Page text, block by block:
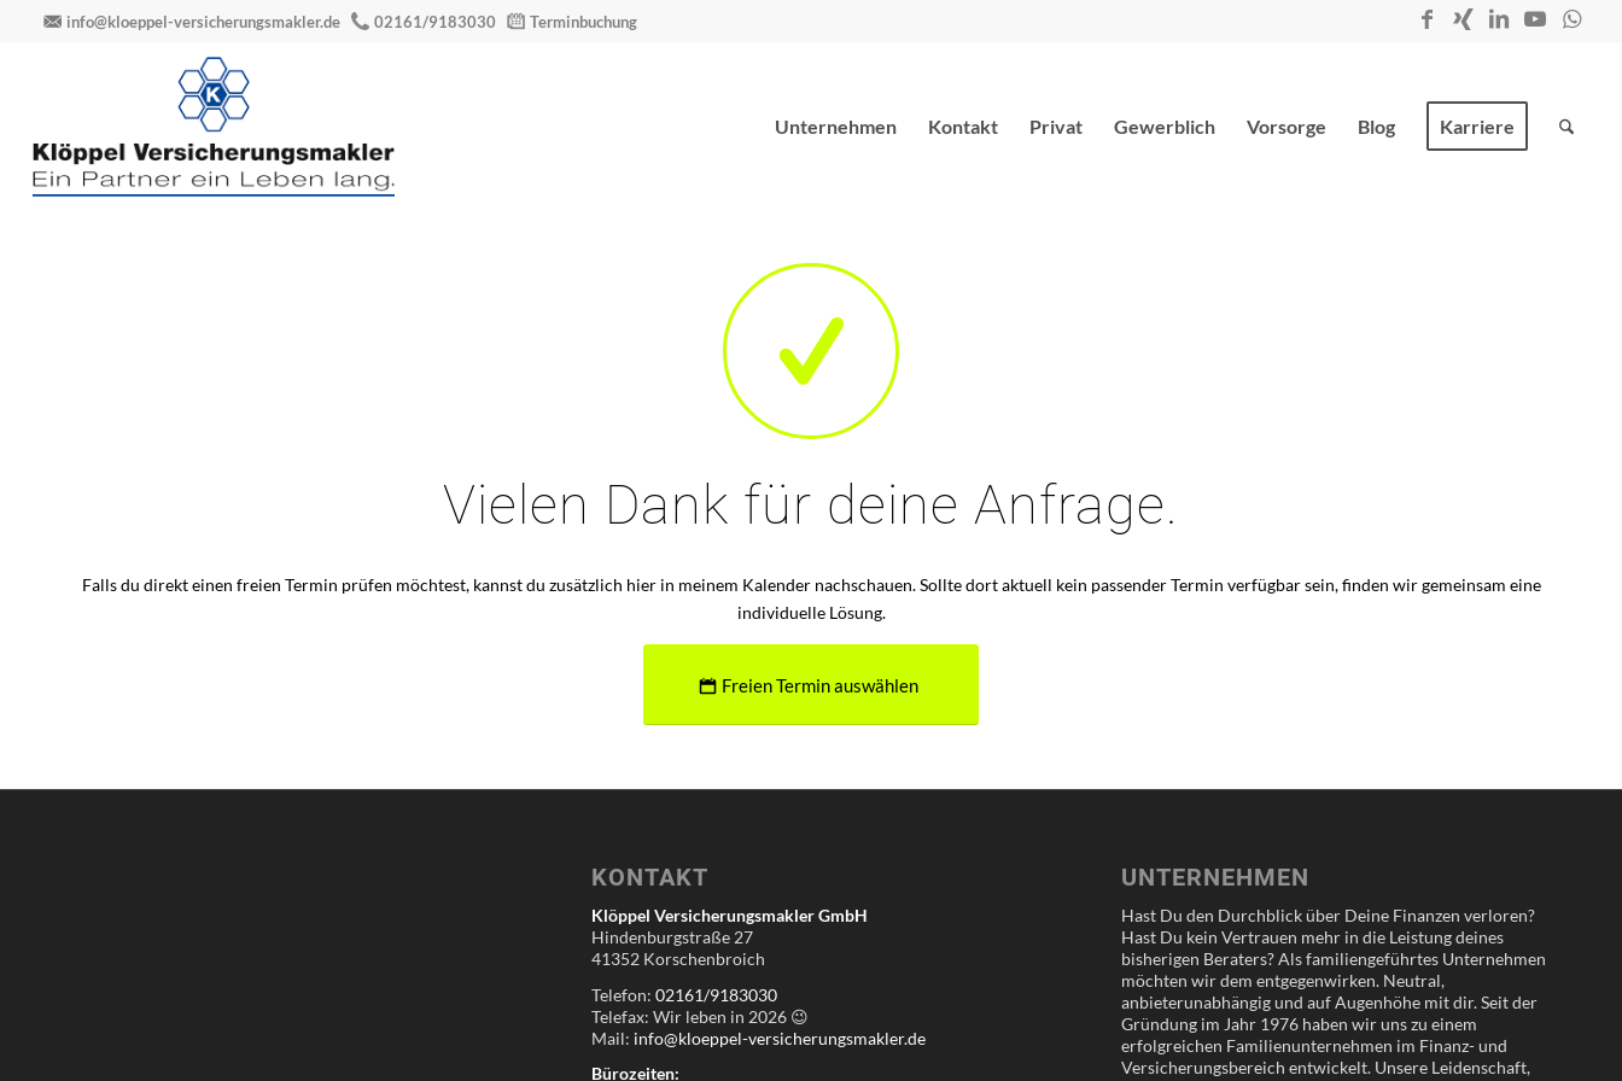
info@kloeppel-versicherungsmakler.de 02161/9183030 Terminbuchung
Unternehmen Kontakt Privat Gewerblich Vorsorge Blog Karriere
Vielen Dank für deine Anfrage.
Falls du direkt einen freien Termin prüfen möchtest, kannst du zusätzlich hier in meinem Kalender nachschauen. Sollte dort aktuell kein passender Termin verfügbar sein, finden wir gemeinsam eine
individuelle Lösung.
Freien Termin auswählen
KONTAKT
Klöppel Versicherungsmakler GmbH
Hindenburgstraße 27
41352 Korschenbroich
Telefon: 02161/9183030
Telefax: Wir leben in 2026 😉
Mail: info@kloeppel-versicherungsmakler.de
Bürozeiten:
UNTERNEHMEN
Hast Du den Durchblick über Deine Finanzen verloren?
Hast Du kein Vertrauen mehr in die Leistung deines
bisherigen Beraters? Als familiengeführtes Unternehmen
möchten wir dem entgegenwirken. Neutral,
anbieterunabhängig und auf Augenhöhe mit dir. Seit der
Gründung im Jahr 1976 haben wir uns zu einem
erfolgreichen Familienunternehmen im Finanz- und
Versicherungsbereich entwickelt. Unsere Leidenschaft,